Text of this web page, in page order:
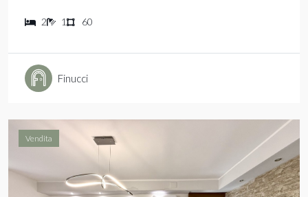
2 1 60
Finucci
Vendita